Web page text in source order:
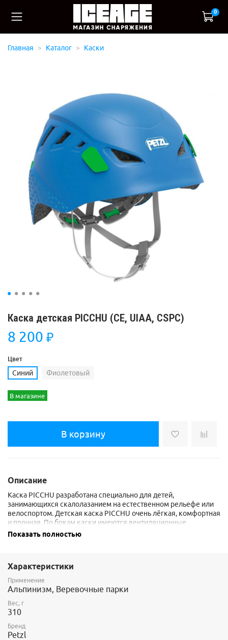
0
Главная Каталог Каски
Каска детская PICCHU (СЕ, UIAA, CSPC)
8 200 ₽
Цвет
Синий Фиолетовый
В магазине
В корзину
Описание
Каска PICCHU разработана специально для детей,
занимающихся скалолазанием на естественном рельефе или
велоспортом. Детская каска PICCHU очень лёгкая, комфортная
и прочная. По бокам каски имеются вентиляционные
отверстия. Каска регулируется ремешком на подбородке и
расположены четыре клипсы.
Размер: 48-54 см
Сертифицировано по EN 12492 и EN 1078 (велосипед)
Показать полностью
Характеристики
Применение
Альпинизм, Веревочные парки
Вес, г
310
Бренд
Petzl